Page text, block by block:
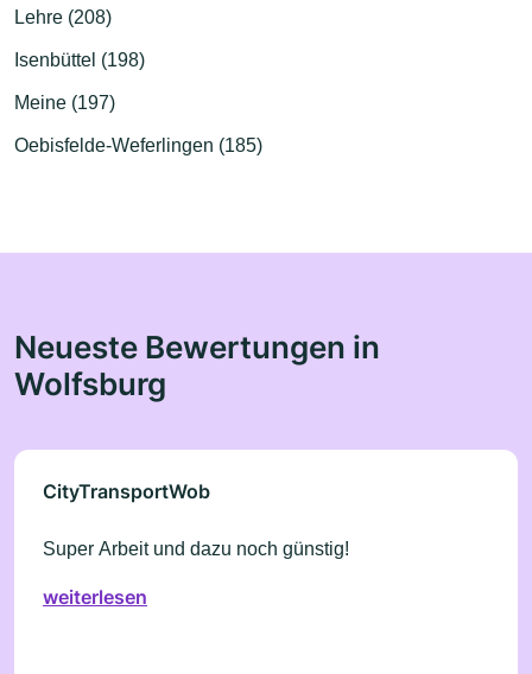
Lehre (208)
Isenbüttel (198)
Meine (197)
Oebisfelde-Weferlingen (185)
Neueste Bewertungen in
Wolfsburg
CityTransportWob
Super Arbeit und dazu noch günstig!
weiterlesen